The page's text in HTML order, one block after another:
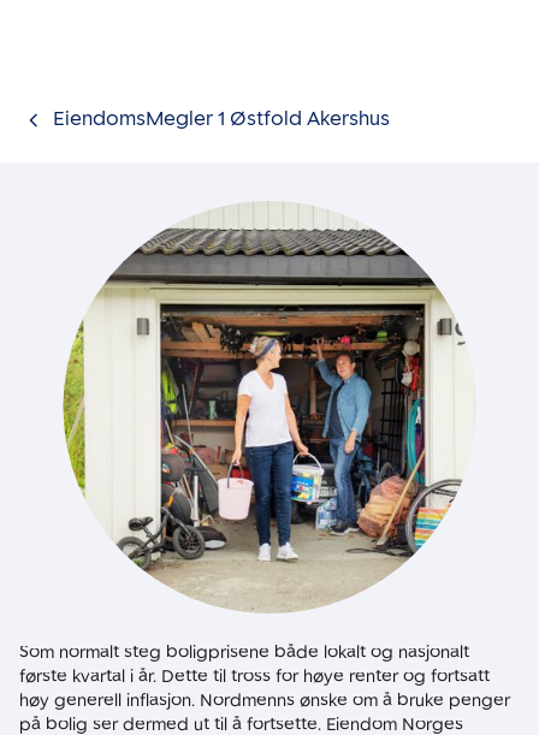
EiendomsMegler 1 Østfold Akershus
Som normalt steg boligprisene både lokalt og nasjonalt
første kvartal i år. Dette til tross for høye renter og fortsatt
høy generell inflasjon. Nordmenns ønske om å bruke penger
på bolig ser dermed ut til å fortsette. Eiendom Norges